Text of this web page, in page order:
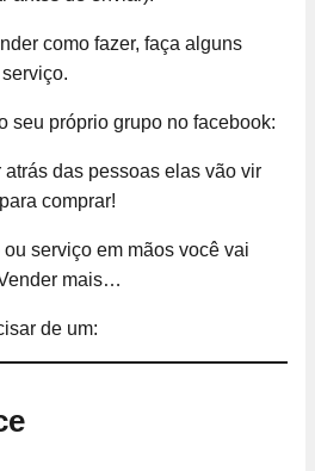
como fazer, faça alguns
seu próprio grupo no facebook:
das pessoas elas vão vir
comprar!
serviço em mãos você vai
mais…
de um: